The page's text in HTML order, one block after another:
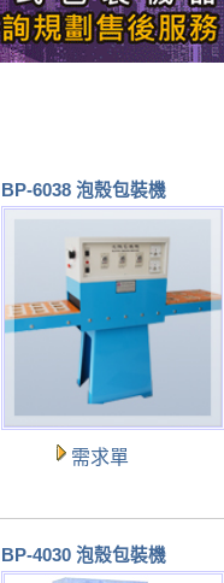
BP-6038 泡殼包裝機
需求單
BP-4030 泡殼包裝機